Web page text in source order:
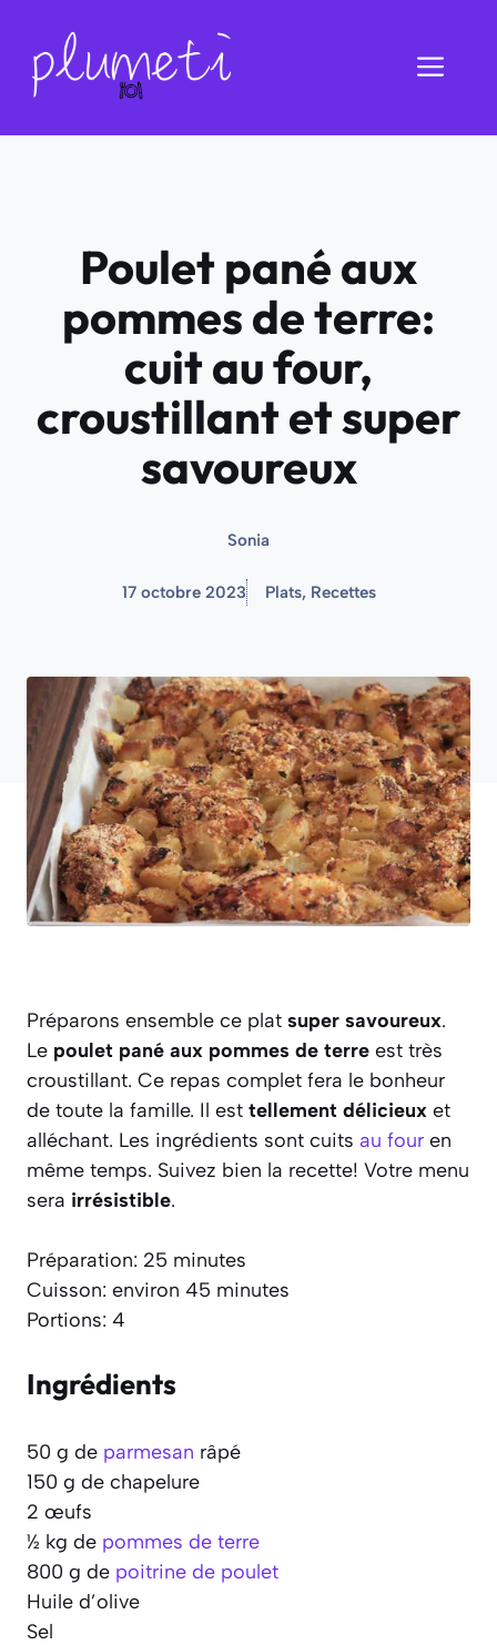
contenu
Poulet pané aux
pommes de terre:
cuit au four,
croustillant et super
savoureux
Sonia
17 octobre 2023 Plats, Recettes
Préparons ensemble ce plat super savoureux.
Le poulet pané aux pommes de terre est très
croustillant. Ce repas complet fera le bonheur
de toute la famille. Il est tellement délicieux et
alléchant. Les ingrédients sont cuits au four en
même temps. Suivez bien la recette! Votre menu
sera irrésistible.
Préparation: 25 minutes
Cuisson: environ 45 minutes
Portions: 4
Ingrédients
50 g de parmesan râpé
150 g de chapelure
2 œufs
½ kg de pommes de terre
800 g de poitrine de poulet
Huile d’olive
Sel